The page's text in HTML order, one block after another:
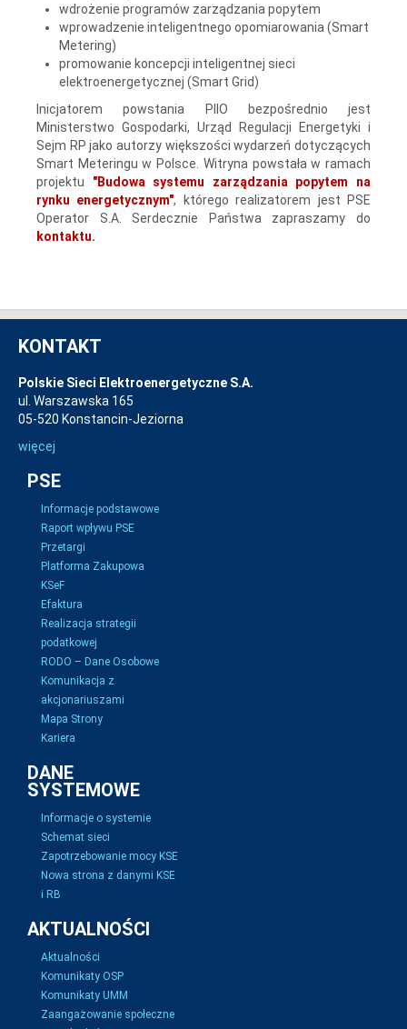
wdrożenie programów zarządzania popytem
wprowadzenie inteligentnego opomiarowania (Smart
Metering)
promowanie koncepcji inteligentnej sieci
elektroenergetycznej (Smart Grid)
Inicjatorem powstania PIIO bezpośrednio jest
Ministerstwo Gospodarki, Urząd Regulacji Energetyki i
Sejm RP jako autorzy większości wydarzeń dotyczących
Smart Meteringu w Polsce. Witryna powstała w ramach
projektu "Budowa systemu zarządzania popytem na
rynku energetycznym", którego realizatorem jest PSE
Operator S.A. Serdecznie Państwa zapraszamy do
kontaktu.
KONTAKT
Polskie Sieci Elektroenergetyczne S.A.
ul. Warszawska 165
05-520 Konstancin-Jeziorna
więcej
PSE
Informacje podstawowe
Raport wpływu PSE
Przetargi
Platforma Zakupowa
KSeF
Efaktura
Realizacja strategii
podatkowej
RODO – Dane Osobowe
Komunikacja z
akcjonariuszami
Mapa Strony
Kariera
DANE
SYSTEMOWE
Informacje o systemie
Schemat sieci
Zapotrzebowanie mocy KSE
Nowa strona z danymi KSE
i RB
AKTUALNOŚCI
Aktualności
Komunikaty OSP
Komunikaty UMM
Zaangażowanie społeczne